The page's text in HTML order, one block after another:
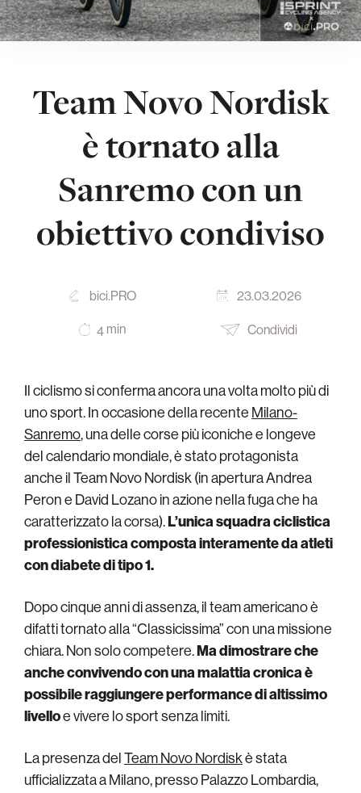
Team Novo Nordisk
è tornato alla
Sanremo con un
obiettivo condiviso
bici.PRO 23.03.2026
4 min Condividi
Il ciclismo si conferma ancora una volta molto più di
uno sport. In occasione della recente Milano-
Sanremo, una delle corse più iconiche e longeve
del calendario mondiale, è stato protagonista
anche il Team Novo Nordisk (in apertura Andrea
Peron e David Lozano in azione nella fuga che ha
caratterizzato la corsa).L’unica squadra ciclistica
professionistica composta interamente da atleti
con diabete di tipo 1.
Dopo cinque anni di assenza, il team americano è
difatti tornato alla “Classicissima” con una missione
chiara. Non solo competere.Ma dimostrare che
anche convivendo con una malattia cronica è
possibile raggiungere performance di altissimo
livelloe vivere lo sport senza limiti.
La presenza delTeam Novo Nordiskè stata
ufficializzata a Milano, presso Palazzo Lombardia,